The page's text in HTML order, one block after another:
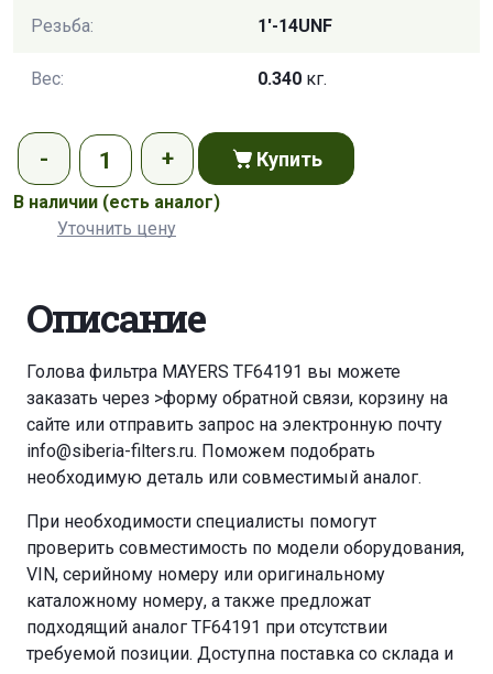
Резьба: 1'-14UNF
Вес: 0.340 кг.
Купить
В наличии (есть аналог)
Уточнить цену
Описание
Голова фильтра MAYERS TF64191 вы можете
заказать через >форму обратной связи, корзину на
сайте или отправить запрос на электронную почту
info@siberia-filters.ru. Поможем подобрать
необходимую деталь или совместимый аналог.
При необходимости специалисты помогут
проверить совместимость по модели оборудования,
VIN, серийному номеру или оригинальному
каталожному номеру, а также предложат
подходящий аналог TF64191 при отсутствии
требуемой позиции. Доступна поставка со склада и